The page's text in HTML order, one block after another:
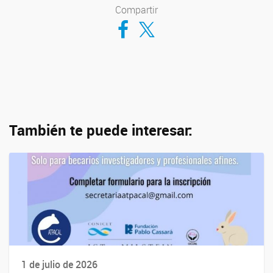
Compartir
Compartir en Facebook
Compartir en Twitter
También te puede interesar:
1 de julio de 2026